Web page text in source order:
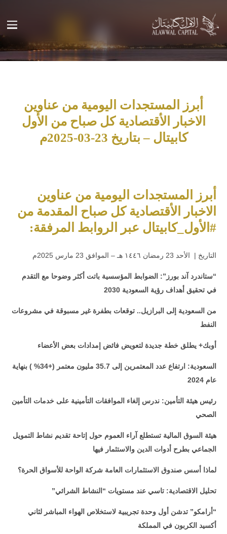
أبرز المستجدات اليومية من عناوين
الاخبار الأقتصادية كل صباح من الأول
كابيتال – بتاريخ 23-03-2025م
أبرز المستجدات اليومية من عناوين
الاخبار الأقتصادية كل صباح المقدمة من
#الأول_كابيتال عبر الروابط المرفقة:
التاريخ | الأحد 23 رمضان ١٤٤٦ هـ – الموافق 23 مارس 2025م
“ستاندرد آند بورز”: الضوابط المؤسسية باتت أكثر وضوحا مع التقدم
في تحقيق أهداف رؤية السعودية 2030
من السعودية إلى البرازيل.. توقعات بطفرة غير مسبوقة في مشروعات
النفط
أوبك+ يطلق خطة جديدة لتعويض فائض إمدادات بعض الأعضاء
السعودية: ارتفاع عدد المعتمرين إلى 35.7 مليون معتمر (+34% ) بنهاية
عام 2024
رئيس هيئة التأمين: ندرس إلغاء الموافقات التأمينية على خدمات التأمين
الصحي
هيئة السوق المالية تستطلع آراء العموم حول إتاحة تقديم نشاط التمويل
الجماعي بطرح أدوات الدين والاستثمار فيها
لماذا أسس صندوق الاستثمارات العامة شركة الواحة للأسواق الحرة؟
تحليل الاقتصادية: تاسي عند مستويات “النشاط الشرائي”
“أرامكو” تدشن أول وحدة تجريبية لاستخلاص الهواء المباشر لثاني
أكسيد الكربون في المملكة